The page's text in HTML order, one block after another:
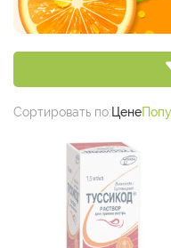
Сортировать по: Цене